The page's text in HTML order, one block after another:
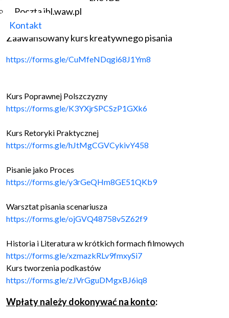
Poczta ibl.waw.pl
Kontakt
https://forms.gle/bDfRXDjr1ZWU22nt8
Zaawansowany kurs kreatywnego pisania
https://forms.gle/CuMfeNDqgi68J1Ym8
Kurs Poprawnej Polszczyzny
https://forms.gle/K3YXjrSPCSzP1GXk6
Kurs Retoryki Praktycznej
https://forms.gle/hJtMgCGVCykivY458
Pisanie jako Proces
https://forms.gle/y3rGeQHm8GE51QKb9
Warsztat pisania scenariusza
https://forms.gle/ojGVQ48758v5Z62f9
Historia i Literatura w krótkich formach filmowych
https://forms.gle/xzmazkRLv9fmxySi7
Kurs tworzenia podkastów
https://forms.gle/zJVrGguDMgxBJ6iq8
Wpłaty należy dokonywać na konto: